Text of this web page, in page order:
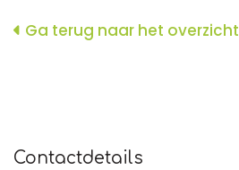
Ga terug naar het overzicht
Contactdetails